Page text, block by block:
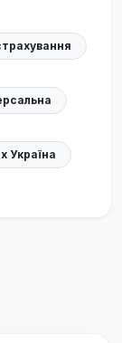
Україна